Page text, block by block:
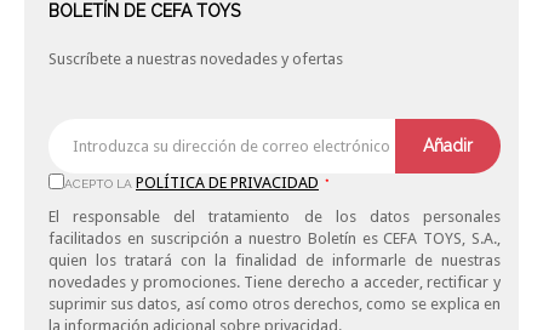
BOLETÍN DE CEFA TOYS
Suscríbete a nuestras novedades y ofertas
Añadir
ACEPTO LA POLÍTICA DE PRIVACIDAD *
El responsable del tratamiento de los datos personales
facilitados en suscripción a nuestro Boletín es CEFA TOYS, S.A.,
quien los tratará con la finalidad de informarle de nuestras
novedades y promociones. Tiene derecho a acceder, rectificar y
suprimir sus datos, así como otros derechos, como se explica en
la información adicional sobre privacidad.